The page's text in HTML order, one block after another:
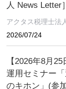
人 News Letter］
アクタス税理士法
2026/07/24
【2026年8月
運用セミナー
のキホン」(参